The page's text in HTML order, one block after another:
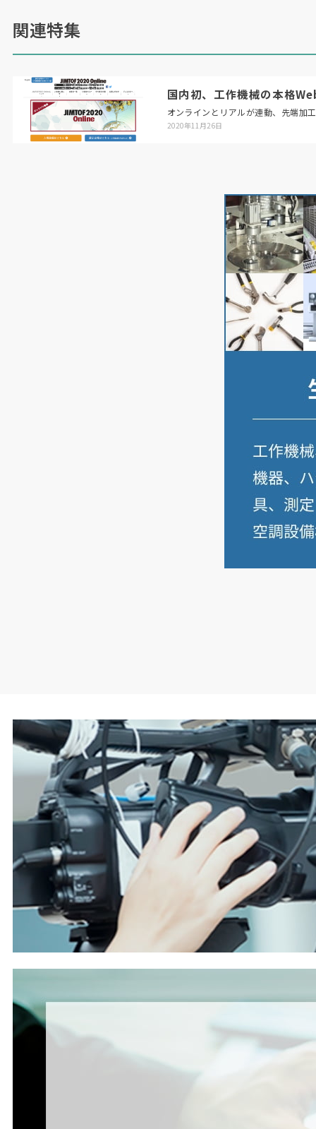
関連特集
国内初、工作機械の本格
オンラインとリアルが連動、先端加
2020年11月26日